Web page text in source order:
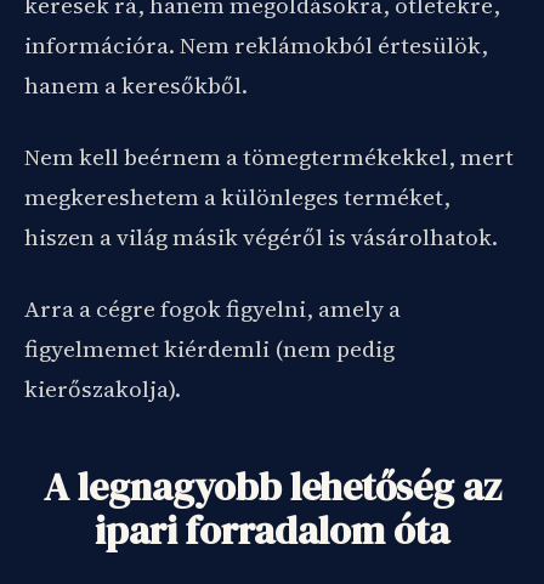
információra. Nem reklámokból értesülök,
hanem a keresőkből.
Nem kell beérnem a tömegtermékekkel, mert
megkereshetem a különleges terméket,
hiszen a világ másik végéről is vásárolhatok.
Arra a cégre fogok figyelni, amely a
figyelmemet kiérdemli (nem pedig
kierőszakolja).
A legnagyobb lehetőség az
ipari forradalom óta